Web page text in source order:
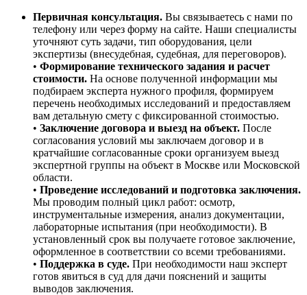
Первичная консультация. Вы связываетесь с нами по
телефону или через форму на сайте. Наши специалисты
уточняют суть задачи, тип оборудования, цели
экспертизы (внесудебная, судебная, для переговоров).
• Формирование технического задания и расчет
стоимости. На основе полученной информации мы
подбираем эксперта нужного профиля, формируем
перечень необходимых исследований и предоставляем
вам детальную смету с фиксированной стоимостью.
• Заключение договора и выезд на объект. После
согласования условий мы заключаем договор и в
кратчайшие согласованные сроки организуем выезд
экспертной группы на объект в Москве или Московской
области.
• Проведение исследований и подготовка заключения.
Мы проводим полный цикл работ: осмотр,
инструментальные измерения, анализ документации,
лабораторные испытания (при необходимости). В
установленный срок вы получаете готовое заключение,
оформленное в соответствии со всеми требованиями.
• Поддержка в суде. При необходимости наш эксперт
готов явиться в суд для дачи пояснений и защиты
выводов заключения.